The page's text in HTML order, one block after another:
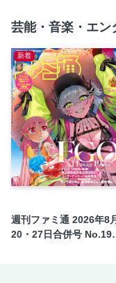
EBICHU STORY
小久保柚乃（私立
小鳥遊るい（＃バ
鈴木ふみ奈 グラ
PRESENT
全20種の特性QUO
芸能・音楽・エン
新着
週刊ファミ通 2026年8月
20・27日合併号